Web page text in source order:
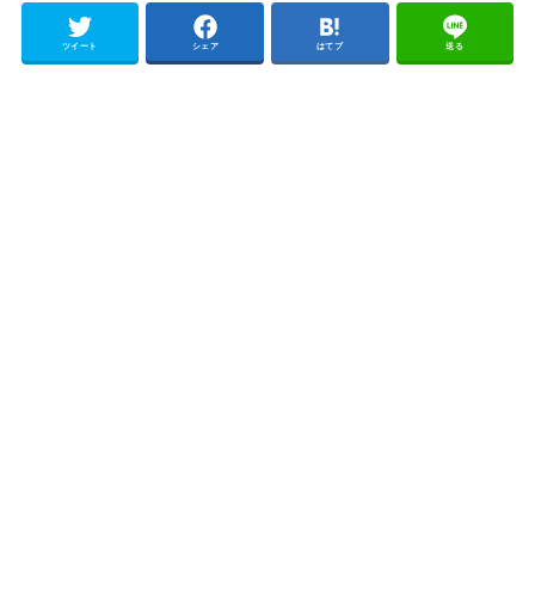
ツイート シェア はてブ 送る